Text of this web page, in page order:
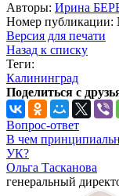
Авторы: Ирина
Номер публикации:
Версия для печати
Назад к списку
Теги:
Калининград
Поделиться с
Вопрос-ответ
В чем
УК?
Ольга Тасканова
генеральный